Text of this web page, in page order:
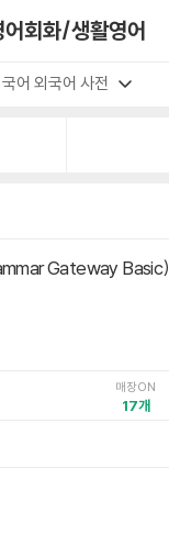
어회화/생활영어
국어 외국어 사전
Gateway Basic)
매장ON
17